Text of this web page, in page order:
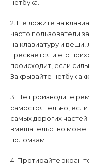
нетбука.
2. Не ложите на
часто пользователи
на клавиатуру и
трескается и его
происходит, если
Закрывайте нетбук
3. Не производите
самостоятельно,
самых дорогих
вмешательство
поломкам.
4. Протирайте экран